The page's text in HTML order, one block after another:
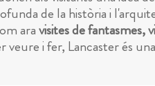
de la història i
aravisites de fantasmes,
i fer, Lancaster és